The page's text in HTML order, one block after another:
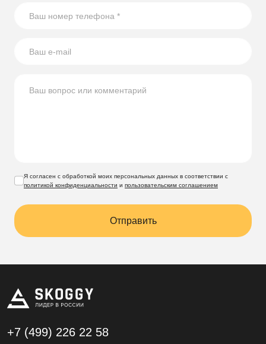
Я согласен с обработкой моих персональных данных в соответствии с
политикой конфиденциальности и пользовательским соглашением
Отправить
+7 (499) 226 22 58